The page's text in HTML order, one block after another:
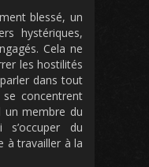
blessé, un
hystériques,
Cela ne
les hostilités
dans tout
concentrent
un membre du
du
à travailler à la